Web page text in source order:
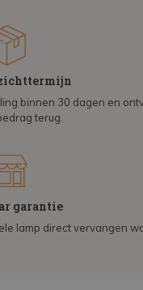
binnen 30 dagen en
terug.
garantie
lamp direct vervangen